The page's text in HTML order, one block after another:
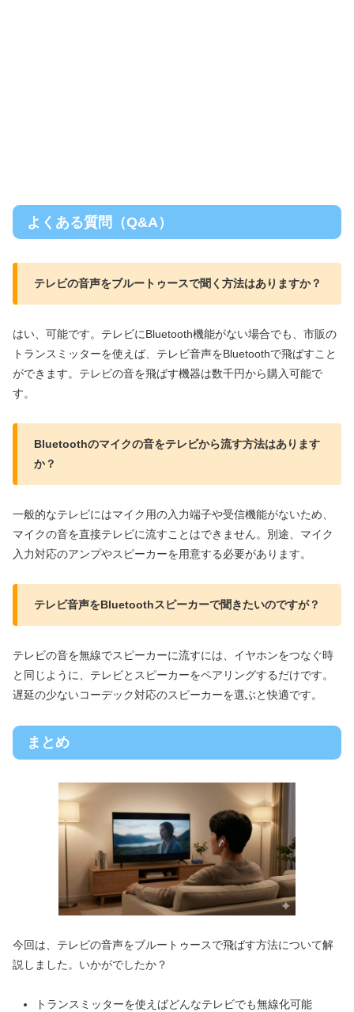
よくある質問（Q&A）
テレビの音声をブルートゥースで聞く方法はありますか？
はい、可能です。テレビにBluetooth機能がない場合でも、市販の
トランスミッターを使えば、テレビ音声をBluetoothで飛ばすこと
ができます。テレビの音を飛ばす機器は数千円から購入可能で
す。
Bluetoothのマイクの音をテレビから流す方法はあります
か？
一般的なテレビにはマイク用の入力端子や受信機能がないため、
マイクの音を直接テレビに流すことはできません。別途、マイク
入力対応のアンプやスピーカーを用意する必要があります。
テレビ音声をBluetoothスピーカーで聞きたいのですが？
テレビの音を無線でスピーカーに流すには、イヤホンをつなぐ時
と同じように、テレビとスピーカーをペアリングするだけです。
遅延の少ないコーデック対応のスピーカーを選ぶと快適です。
まとめ
今回は、テレビの音声をブルートゥースで飛ばす方法について解
説しました。いかがでしたか？
トランスミッターを使えばどんなテレビでも無線化可能